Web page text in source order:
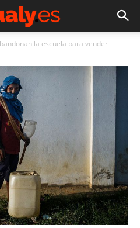
la escuela para vender